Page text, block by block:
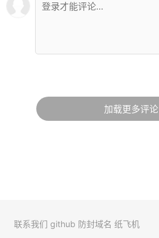
加载更多评论
联系我们 github 防封域名 纸飞机